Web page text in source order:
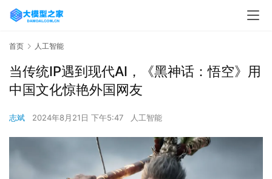
首页 人工智能
当传统IP遇到现代AI，《黑神话：悟空》用
中国文化惊艳外国网友
志斌 2024年8月21日 下午5:47 人工智能